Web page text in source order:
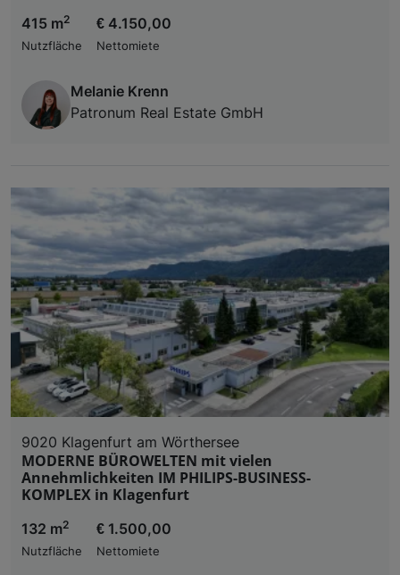
415 m2
Nutzfläche
€ 4.150,00
Nettomiete
Melanie Krenn
Patronum Real Estate GmbH
9020 Klagenfurt am Wörthersee
MODERNE BÜROWELTEN mit vielen
Annehmlichkeiten IM PHILIPS-BUSINESS-
KOMPLEX in Klagenfurt
132 m2
Nutzfläche
€ 1.500,00
Nettomiete